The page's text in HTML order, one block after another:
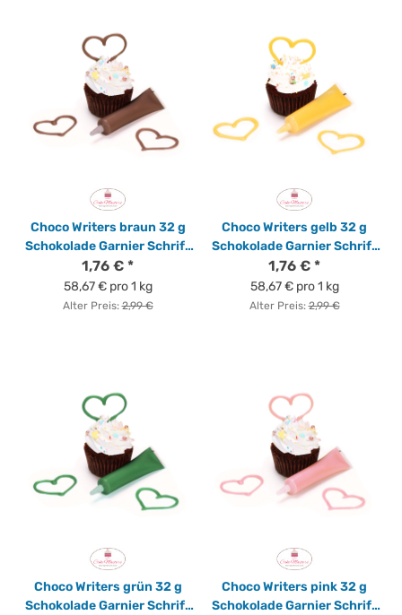
Choco Writers braun 32 g
Schokolade Garnier Schrift
von Cake Masters
1,76 € *
58,67 € pro 1 kg
Alter Preis:2,99 €
Choco Writers gelb 32 g
Schokolade Garnier Schrift
von Cake Masters
1,76 € *
58,67 € pro 1 kg
Alter Preis:2,99 €
Choco Writers grün 32 g
Schokolade Garnier Schrift
Choco Writers pink 32 g
Schokolade Garnier Schrift